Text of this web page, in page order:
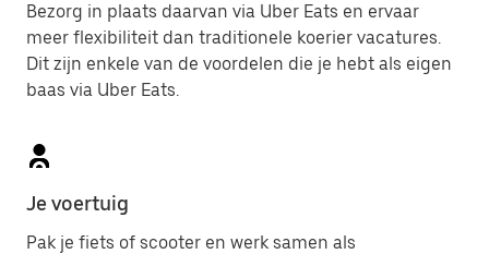
Bezorg in plaats daarvan via Uber Eats en ervaar
meer flexibiliteit dan traditionele koerier vacatures.
Dit zijn enkele van de voordelen die je hebt als eigen
baas via Uber Eats.
Je voertuig
Pak je fiets of scooter en werk samen als